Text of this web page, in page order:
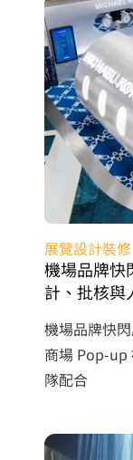
展覽設計裝修
機場品牌快
計、批核與
機場品牌快
商場 Pop-up
隊配合